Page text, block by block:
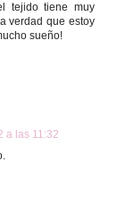
tejido tiene muy
verdad que estoy
sueño!
a las 11:32